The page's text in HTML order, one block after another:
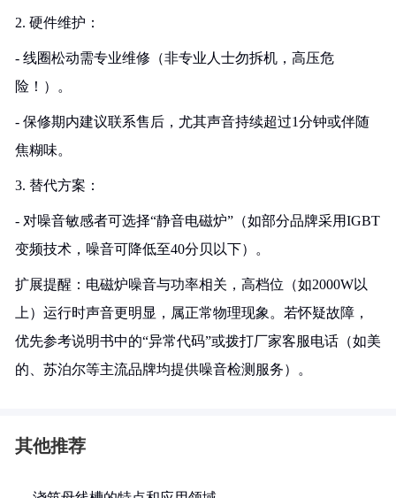
2. 硬件维护：
- 线圈松动需专业维修（非专业人士勿拆机，高压危
险！）。
- 保修期内建议联系售后，尤其声音持续超过1分钟或伴随
焦糊味。
3. 替代方案：
- 对噪音敏感者可选择“静音电磁炉”（如部分品牌采用IGBT
变频技术，噪音可降低至40分贝以下）。
扩展提醒：电磁炉噪音与功率相关，高档位（如2000W以
上）运行时声音更明显，属正常物理现象。若怀疑故障，
优先参考说明书中的“异常代码”或拨打厂家客服电话（如美
的、苏泊尔等主流品牌均提供噪音检测服务）。
其他推荐